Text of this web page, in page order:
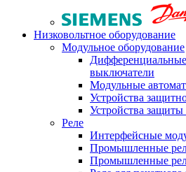
Низковольтное оборудование
Модульное оборудование
выключатели
Модульные
Устройства
Устройства
Реле
Интерфейсные
Промышленные
Промышленные